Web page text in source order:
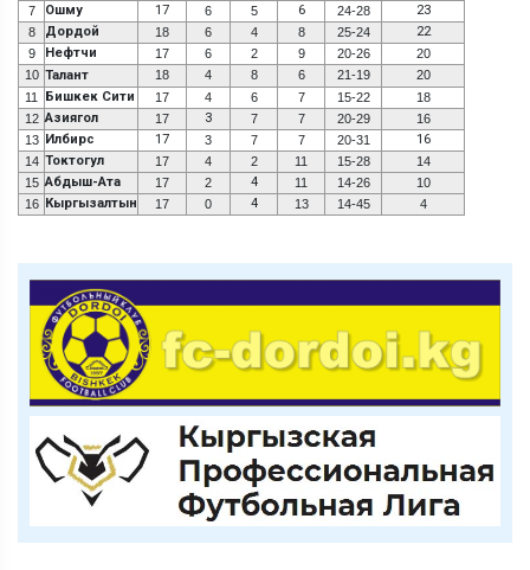
7
Ошму 17 6 5 6 24-28 23
8 Дордой 18 6 4 8 25-24 22
9 Нефтчи 17 6 2 9 20-26
20
10 Талант 18 4 8 6 21-19
20
11
Бишкек Сити 17 4 6 7 15-22
18
12 Азиягол 17 3 7 7 20-29
16
13 Илбирс 17 3 7 7 20-31 16
14 Токтогул 17 4 2 11 15-28
14
15 Абдыш-Ата 17 2 4 11 14-26
10
16 Кыргызалтын 17 0 4 13 14-45 4